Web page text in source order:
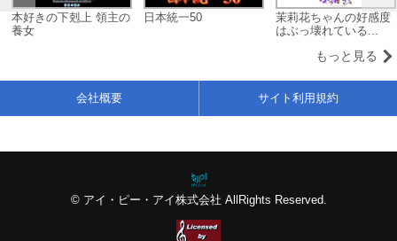
本好きの下剋上 領主の
養女
日本統一50
茉莉花ちゃんの好感度
はぶっ壊れている...
もっと見る
© アイ・ピー・アイ株式会社 AllRights Reserved.
会社概要 サイト利用規約